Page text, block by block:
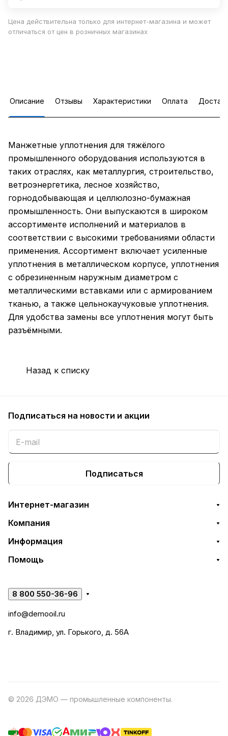
Цена действительна только для интернет-магазина и может
отличаться от цен в розничных магазинах
Описание Отзывы Характеристики Оплата
Манжетные уплотнения для тяжёлого
промышленного оборудования используются в
таких отраслях, как металлургия, строительство,
ветроэнергетика, лесное хозяйство,
горнодобывающая и целлюлозно-бумажная
промышленность. Они выпускаются в широком
ассортименте исполнений и материалов в
соответствии с высокими требованиями области
применения. Ассортимент включает усиленные
уплотнения в металлическом корпусе, уплотнения
с обрезиненным наружным диаметром с
металлическими вставками или с армированием
тканью, а также цельнокаучуковые уплотнения.
Для удобства замены все уплотнения могут быть
разъёмными.
Назад к списку
Подписаться на новости и акции
Подписаться
Интернет-магазин
Компания
Информация
Помощь
8 800 550-36-96
info@demooil.ru
г. Владимир, ул. Горького, д. 56А
© 2026 ДЭМО — промышленные компоненты.